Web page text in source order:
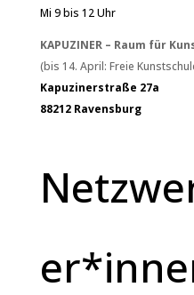
Mi 9 bis 12 Uhr
KAPUZINER – Raum für
(bis 14. April: Freie
Kapuzinerstraße 27a
88212 Ravensburg